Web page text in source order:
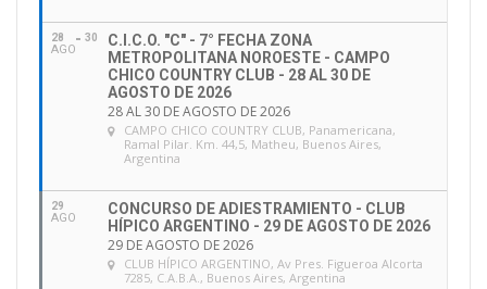
28
AGO
30
C.I.C.O. "C" - 7° FECHA ZONA
METROPOLITANA NOROESTE - CAMPO
CHICO COUNTRY CLUB - 28 AL 30 DE
AGOSTO DE 2026
28 AL 30 DE AGOSTO DE 2026
CAMPO CHICO COUNTRY CLUB, Panamericana,
Ramal Pilar. Km. 44,5, Matheu, Buenos Aires,
Argentina
29
AGO
CONCURSO DE ADIESTRAMIENTO - CLUB
HÍPICO ARGENTINO - 29 DE AGOSTO DE 2026
29 DE AGOSTO DE 2026
CLUB HÍPICO ARGENTINO, Av Pres. Figueroa Alcorta
7285, C.A.B.A., Buenos Aires, Argentina